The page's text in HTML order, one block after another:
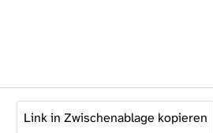
Link in Zwischenablage kopieren